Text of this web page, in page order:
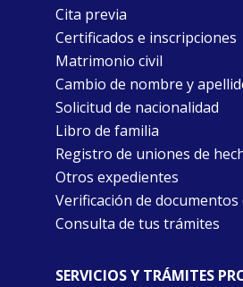
Cita previa
Certificados e inscripciones
Matrimonio civil
Cambio de nombre y
Solicitud de nacionalidad
Libro de familia
Registro de uniones de
Otros expedientes
Verificación de documentos
Consulta de tus trámites
SERVICIOS Y TRÁMITES